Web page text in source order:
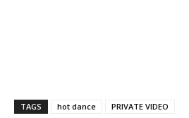
TAGS hot dance PRIVATE VIDEO